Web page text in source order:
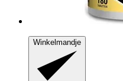
Winkelmandje